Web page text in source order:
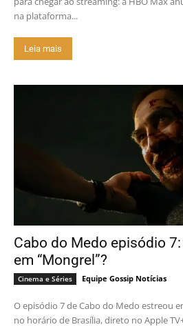
na plataforma...
Leia mais
Cabo do Medo episódio
em “Mongrel”?
Cinema e Séries Equipe Gossip Notícias
O episódio 7 de Cabo do Medo estreou
no horário de Brasília, direto no Apple